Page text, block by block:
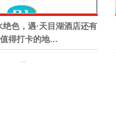
色，遇·天目湖酒店还有
得打卡的地…
...